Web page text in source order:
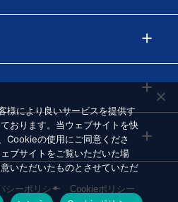
シーポリシー Cookieポリシー
様により良いサービスを提供す
おります。当ウェブサイトを快
Cookieの使用にご同意くださ
ブサイトをご覧いただいた場
いただいたものとさせていただ